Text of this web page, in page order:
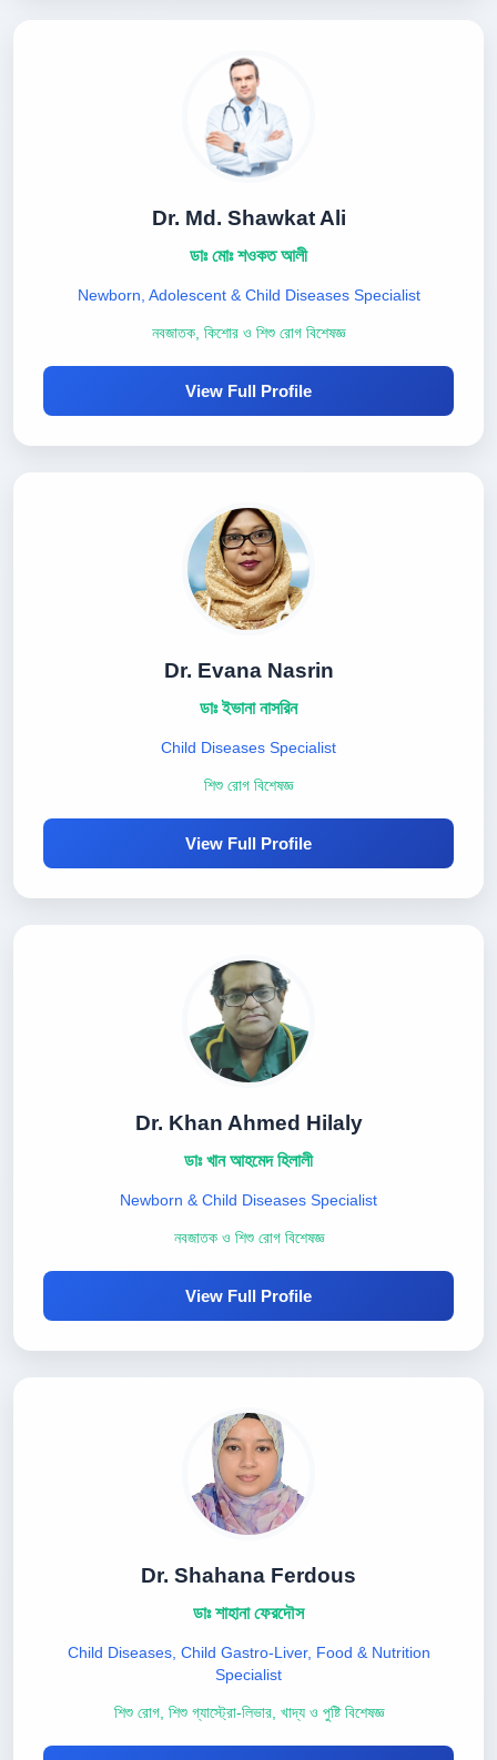
Dr. Md. Shawkat Ali
ডাঃ মোঃ শওকত আলী
Newborn, Adolescent & Child Diseases Specialist
নবজাতক, কিশোর ও শিশু রোগ বিশেষজ্ঞ
View Full Profile
Dr. Evana Nasrin
ডাঃ ইভানা নাসরিন
Child Diseases Specialist
শিশু রোগ বিশেষজ্ঞ
View Full Profile
Dr. Khan Ahmed Hilaly
ডাঃ খান আহমেদ হিলালী
Newborn & Child Diseases Specialist
নবজাতক ও শিশু রোগ বিশেষজ্ঞ
View Full Profile
Dr. Shahana Ferdous
ডাঃ শাহানা ফেরদৌস
Child Diseases, Child Gastro-Liver, Food & Nutrition
Specialist
শিশু রোগ, শিশু গ্যাস্ট্রো-লিভার, খাদ্য ও পুষ্টি বিশেষজ্ঞ